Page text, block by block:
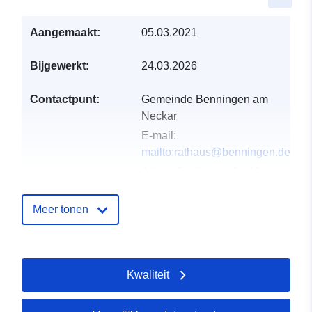
Aangemaakt: 05.03.2021
Bijgewerkt: 24.03.2026
Contactpunt:
Gemeinde Benningen am
Neckar
E-mail:
mailto:rathaus@benningen.de
:
Toegevoegd aan data.europa.eu:
21 February 2026
Meer tonen
Kwaliteit